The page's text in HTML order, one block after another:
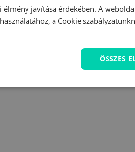
élmény javítása érdekében. A
a Cookie
ÖSSZES